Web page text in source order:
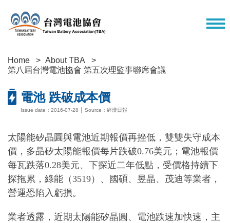
Home
About TBA
第八屆台灣電池協會 第五次理監事聯席會議
電池 跌破成本價
Issue date：2016-07-28 │ Source：經濟日報
太陽能矽晶圓與電池近期報價再挫低，雙雙失守成本
價，多晶矽太陽能報價每片跌破0.76美元；電池報價
每瓦跌落0.28美元、下探近二年低點，受價格持續下
探拖累，綠能（3519）、國碩、昱晶、茂迪等業者，
營運恐陷入虧損。
業者透露，近期太陽能矽晶圓、電池跌速加快速，主